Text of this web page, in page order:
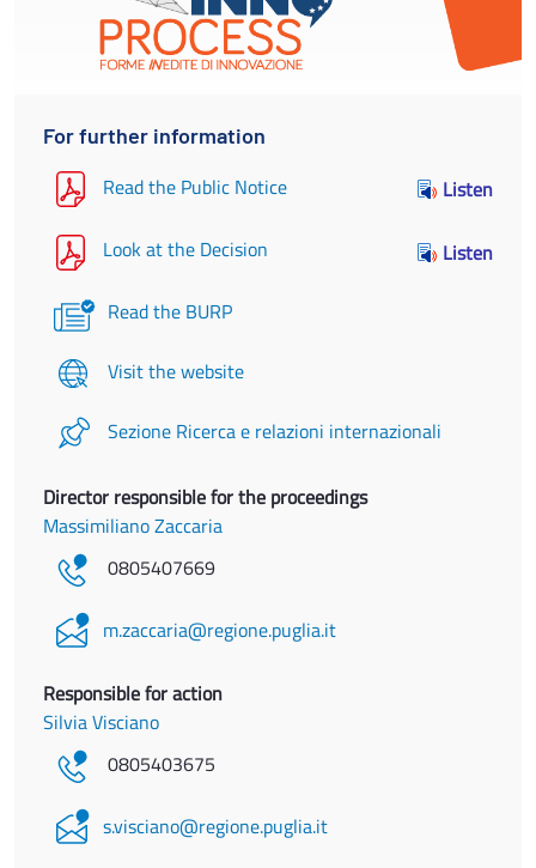
For further information
Read the Public Notice Listen
Look at the Decision Listen
Read the BURP
Visit the website
Sezione Ricerca e relazioni internazionali
Director responsible for the proceedings
Massimiliano Zaccaria
0805407669
m.zaccaria@regione.puglia.it
Responsible for action
Silvia Visciano
0805403675
s.visciano@regione.puglia.it